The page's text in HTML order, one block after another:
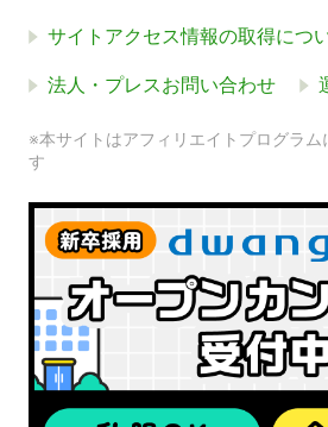
サイトアクセス情報の取得につ
法人・プレスお問い合わせ
※本サイトはアフィリエイトプログラム
す